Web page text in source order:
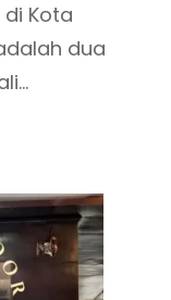
di Kota
dua
yang
Lalu,
dan